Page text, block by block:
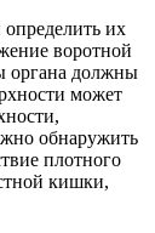
их
воротной
органа должны
может
обнаружить
плотного
кишки,